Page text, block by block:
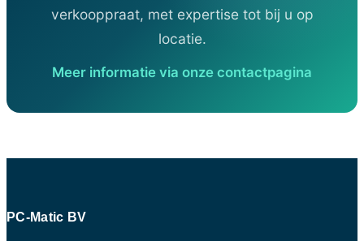
verkooppraat, met expertise tot bij u op
locatie.
Meer informatie via onze contactpagina
PC-Matic BV